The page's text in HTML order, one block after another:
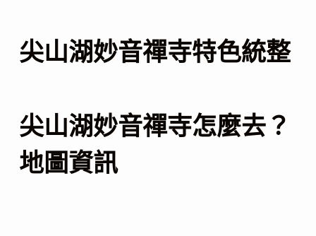
尖山湖妙音禪寺特色統整
尖山湖妙音禪寺怎麼去？
地圖資訊